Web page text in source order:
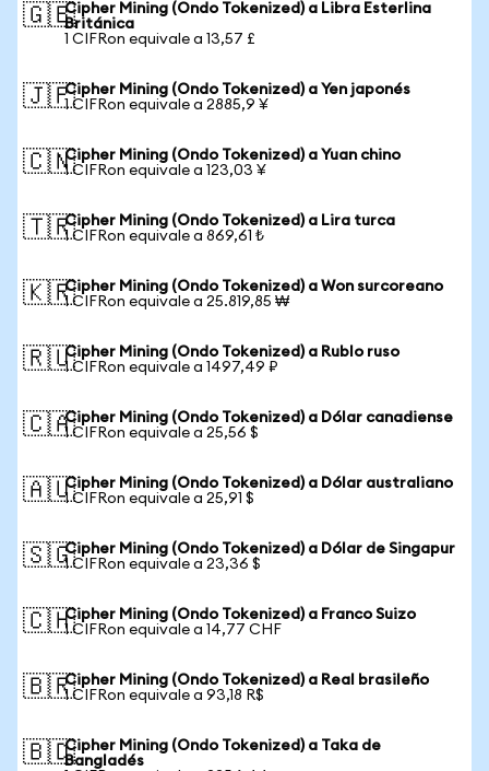
🇬🇧Cipher Mining (Ondo Tokenized) a Libra Esterlina
Británica
1 CIFRon equivale a 13,57 £
🇯🇵Cipher Mining (Ondo Tokenized) a Yen japonés
1 CIFRon equivale a 2885,9 ¥
🇨🇳Cipher Mining (Ondo Tokenized) a Yuan chino
1 CIFRon equivale a 123,03 ¥
🇹🇷Cipher Mining (Ondo Tokenized) a Lira turca
1 CIFRon equivale a 869,61 ₺
🇰🇷Cipher Mining (Ondo Tokenized) a Won surcoreano
1 CIFRon equivale a 25.819,85 ₩
🇷🇺Cipher Mining (Ondo Tokenized) a Rublo ruso
1 CIFRon equivale a 1497,49 ₽
🇨🇦Cipher Mining (Ondo Tokenized) a Dólar canadiense
1 CIFRon equivale a 25,56 $
🇦🇺Cipher Mining (Ondo Tokenized) a Dólar australiano
1 CIFRon equivale a 25,91 $
🇸🇬Cipher Mining (Ondo Tokenized) a Dólar de Singapur
1 CIFRon equivale a 23,36 $
🇨🇭Cipher Mining (Ondo Tokenized) a Franco Suizo
1 CIFRon equivale a 14,77 CHF
🇧🇷Cipher Mining (Ondo Tokenized) a Real brasileño
1 CIFRon equivale a 93,18 R$
🇧🇩Cipher Mining (Ondo Tokenized) a Taka de
Bangladés